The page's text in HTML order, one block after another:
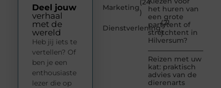
Marketing
(24
)
Dienstverlening
(21
)
het huren van
een grote
partytent of
stretchtent in
Hilversum?
Reizen met uw
kat: praktisch
advies van de
dierenarts
Deel jouw
verhaal
met de
wereld
Heb jij iets te
vertellen? Of
ben je een
enthousiaste
lezer die op